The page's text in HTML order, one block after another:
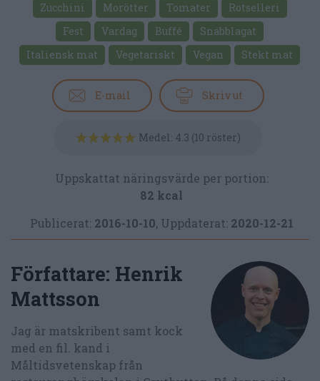
Zucchini
Morötter Tomater
Rotselleri
Fest
Vardag Buffé
Snabblagat
Italiensk mat
Vegetariskt Vegan Stekt mat
E-mail Skriv ut
Medel: 4.3 (10 röster)
Uppskattat näringsvärde per portion:
82 kcal
Publicerat: 2016-10-10, Uppdaterat: 2020-12-21
Författare: Henrik
Mattsson
Jag är matskribent samt kock
med en fil. kand i
Måltidsvetenskap från